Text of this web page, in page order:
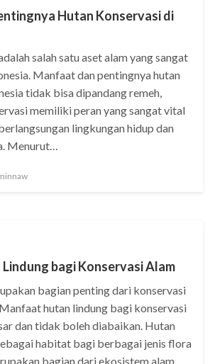
Hutan Konservasi di
salah satu aset alam yang sangat
Manfaat dan pentingnya hutan
tidak bisa dipandang remeh,
memiliki peran yang sangat vital
lingkungan hidup dan
Menurut…
bagi Konservasi Alam
bagian penting dari konservasi
hutan lindung bagi konservasi
dan tidak boleh diabaikan. Hutan
habitat bagi berbagai jenis flora
bagian dari ekosistem alam